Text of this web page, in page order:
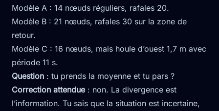
Modèle A : 14 nœuds réguliers, rafales 20.
Modèle B : 21 nœuds, rafales 30 sur la zone de
retour.
Modèle C : 16 nœuds, mais houle d’ouest 1,7 m avec
période 11 s.
Question : tu prends la moyenne et tu pars ?
Correction attendue: non. La divergence est
l’information. Tu sais que la situation est incertaine,